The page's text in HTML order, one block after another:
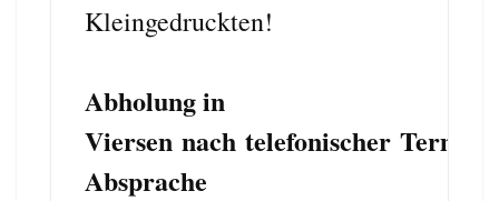
Kleingedruckten!
Abholung in
Viersen nach telefonischer Termin
Absprache